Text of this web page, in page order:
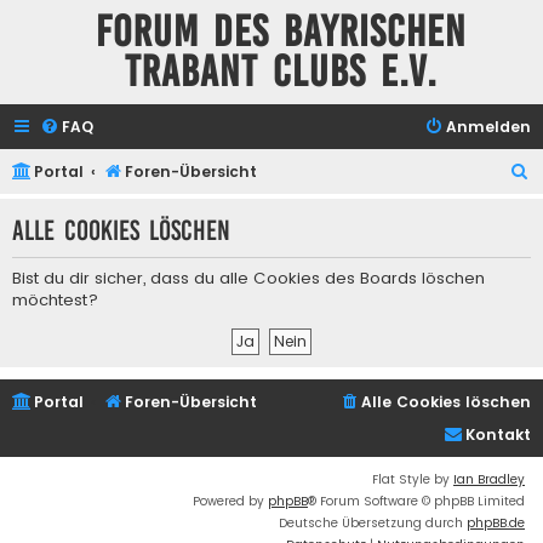
Forum des Bayrischen
Trabant Clubs e.V.
FAQ Anmelden
Portal Foren-Übersicht
h
Alle Cookies löschen
Bist du dir sicher, dass du alle Cookies des Boards löschen
möchtest?
Portal Foren-Übersicht
Alle Cookies löschen
Kontakt
Flat Style by Ian Bradley
Powered by phpBB® Forum Software © phpBB Limited
Deutsche Übersetzung durch phpBB.de